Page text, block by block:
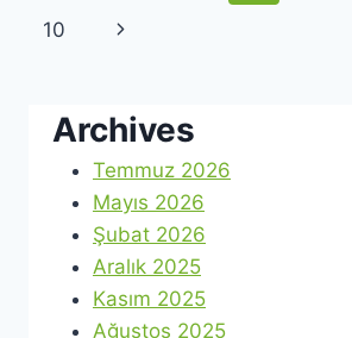
navigation
Page
10
Next
Archives
Temmuz 2026
Mayıs 2026
Şubat 2026
Aralık 2025
Kasım 2025
Ağustos 2025